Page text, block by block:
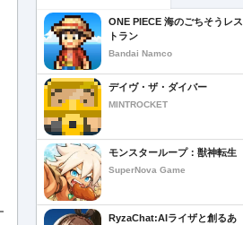
ONE PIECE 海のごちそうレス
トラン
Bandai Namco
デイヴ・ザ・ダイバー
MINTROCKET
モンスターループ：獣神転生
SuperNova Game
RyzaChat:AIライザと創るあ